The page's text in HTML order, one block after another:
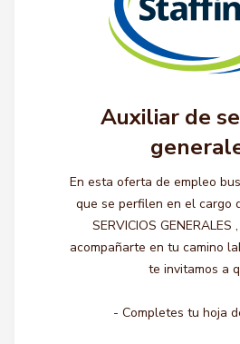
Auxiliar de
En esta oferta de empleo
que se perfilen en el cargo
SERVICIOS
acompañarte en tu camino
te invitamos a
- Completes tu hoja